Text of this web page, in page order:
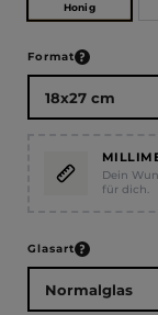
Honig
Formatauswählen
Dein
für dich.
Glasartauswählen